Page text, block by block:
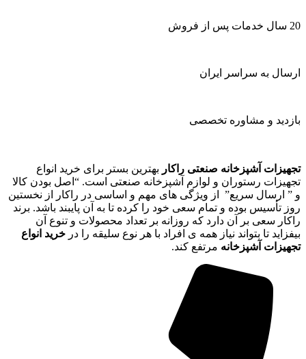
20 سال خدمات پس از فروش
ارسال به سراسر ایران
بازدید و مشاوره تخصصی
تجهیزات آشپزخانه صنعتی راکار بهترین بستر برای خرید انواع
تجهیزات رستوران و لوازم آشپزخانه صنعتی است. “اصل بودن کالا
و ” ارسال سریع” از ویژگی های مهم و اساسی در راکار از نخستین
روز تأسیس بوده و تمام سعی خود را کرده تا به آن پایبند باشد. برند
راکار سعی بر آن دارد که روزانه بر تعداد محصولات و تنوع آن
بیفزاید تا بتواند نیاز همه ی افراد با هر نوع سلیقه را در خرید انواع
تجهیزات آشپزخانه مرتفع کند.